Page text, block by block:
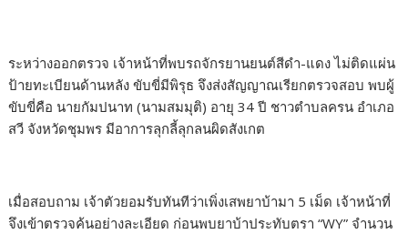
ระหว่างออกตรวจ เจ้าหน้าที่พบรถจักรยานยนต์สีดำ-แดง ไม่ติดแผ่น
ป้ายทะเบียนด้านหลัง ขับขี่มีพิรุธ จึงส่งสัญญาณเรียกตรวจสอบ พบผู้
ขับขี่คือ นายกัมปนาท (นามสมมุติ) อายุ 34 ปี ชาวตำบลครน อำเภอ
สวี จังหวัดชุมพร มีอาการลุกลี้ลุกลนผิดสังเกต
เมื่อสอบถาม เจ้าตัวยอมรับทันทีว่าเพิ่งเสพยาบ้ามา 5 เม็ด เจ้าหน้าที่
จึงเข้าตรวจค้นอย่างละเอียด ก่อนพบยาบ้าประทับตรา “WY” จำนวน